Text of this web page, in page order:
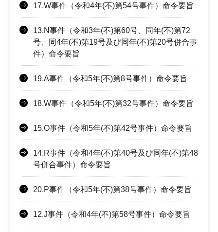
17.W事件（令和4年(不)第54号事件）命令要旨
13.N事件（令和3年(不)第60号、同年(不)第72
号、同4年(不)第19号及び同年(不)第20号併合事
件）命令要旨
19.A事件（令和5年(不)第8号事件）命令要旨
18.W事件（令和5年(不)第32号事件）命令要旨
15.O事件（令和5年(不)第42号事件）命令要旨
14.R事件（令和4年(不)第40号及び同年(不)第48
号併合事件）命令要旨
20.P事件（令和5年(不)第38号事件）命令要旨
12.J事件（令和4年(不)第58号事件）命令要旨